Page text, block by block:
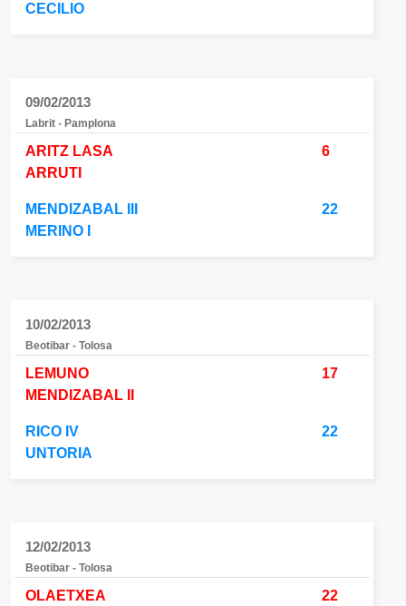
CECILIO
09/02/2013
Labrit - Pamplona
ARITZ LASA
ARRUTI
6
MENDIZABAL III
MERINO I
22
10/02/2013
Beotibar - Tolosa
LEMUNO
MENDIZABAL II
17
RICO IV
UNTORIA
22
12/02/2013
Beotibar - Tolosa
OLAETXEA
22